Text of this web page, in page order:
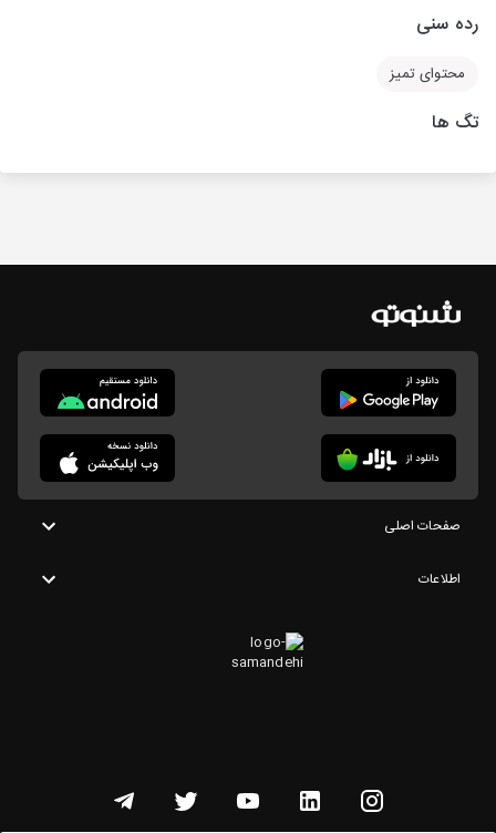
رده سنی
محتوای تمیز
تگ ها
صفحات اصلی
اطلاعات